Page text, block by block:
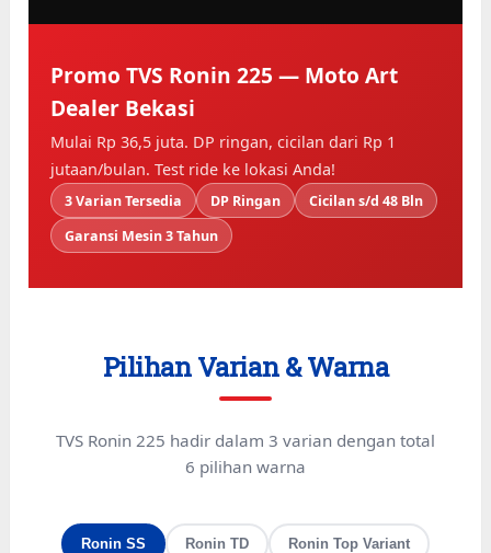
Promo TVS Ronin 225 — Moto Art
Dealer Bekasi
Mulai Rp 36,5 juta. DP ringan, cicilan dari Rp 1
jutaan/bulan. Test ride ke lokasi Anda!
3 Varian Tersedia DP Ringan
Cicilan s/d 48 Bln
Garansi Mesin 3 Tahun
Pilihan Varian & Warna
TVS Ronin 225 hadir dalam 3 varian dengan total
6 pilihan warna
Ronin SS Ronin TD Ronin Top Variant